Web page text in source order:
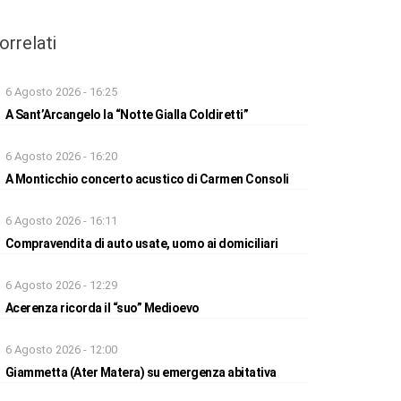
6 Agosto 2026 - 16:25
A Sant’Arcangelo la “Notte Gialla Coldiretti”
6 Agosto 2026 - 16:20
A Monticchio concerto acustico di Carmen Consoli
6 Agosto 2026 - 16:11
Compravendita di auto usate, uomo ai domiciliari
6 Agosto 2026 - 12:29
Acerenza ricorda il “suo” Medioevo
6 Agosto 2026 - 12:00
Giammetta (Ater Matera) su emergenza abitativa